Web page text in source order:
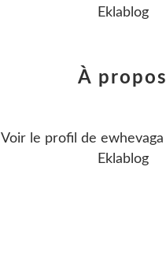
Eklablog
À propos
Voir le profil de ewhevaga
Eklablog